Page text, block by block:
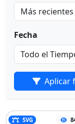
Fecha
Aplicar
SVG